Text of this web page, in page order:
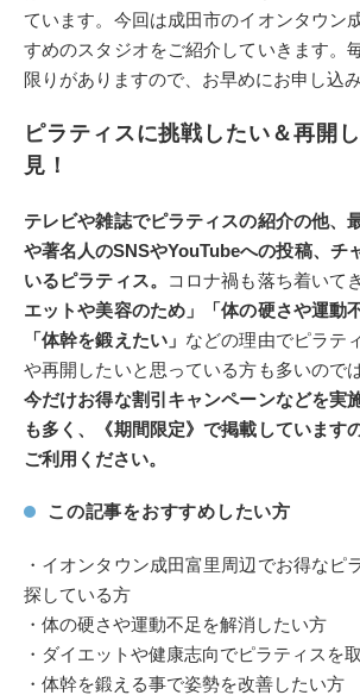
ています。今回は成田市のイオンタウン
すめのスタジオをご紹介していきます。
限りがありますので、お早めにお申し込
ピラティスに挑戦したい＆再開
見！
テレビや雑誌でピラティスの紹介の他、
や著名人のSNSやYouTubeへの投稿、チ
いるピラティス。
コロナ禍も落ち着いて
エットや美容のため」「体の硬さや運動
「体幹を鍛えたい」 などの理由でピラテ
や再開したいと思っている方も多いので
今だけお得な割引キャンペーンなどを実
も多く、《期間限定》で掲載しています
ご利用ください。
この記事をおすすめしたい方
・イオンタウン成田富里周辺でお得なピ
探している方
・体の硬さや運動不足を解消したい方
・ダイエットや健康志向でピラティスを
・体幹を鍛える事で姿勢を改善したい方